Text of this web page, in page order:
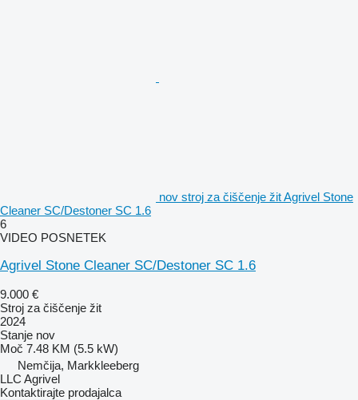
nov stroj za čiščenje žit Agrivel Stone
Cleaner SC/Destoner SC 1.6
6
VIDEO POSNETEK
Agrivel Stone Cleaner SC/Destoner SC 1.6
9.000 €
Stroj za čiščenje žit
2024
Stanje nov
Moč 7.48 KM (5.5 kW)
Nemčija, Markkleeberg
LLC Agrivel
Kontaktirajte prodajalca